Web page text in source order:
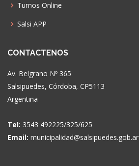
Turnos Online
Salsi APP
CONTACTENOS
Av. Belgrano Nº 365
Salsipuedes, Córdoba, CP5113
Argentina
Tel: 3543 492225/325/625
Email: municipalidad@salsipuedes.gob.ar